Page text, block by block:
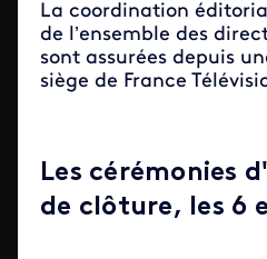
La coordination
de l’ensemble des
sont assurées depuis
siège de France
Les cérémonies
de clôture, les 6